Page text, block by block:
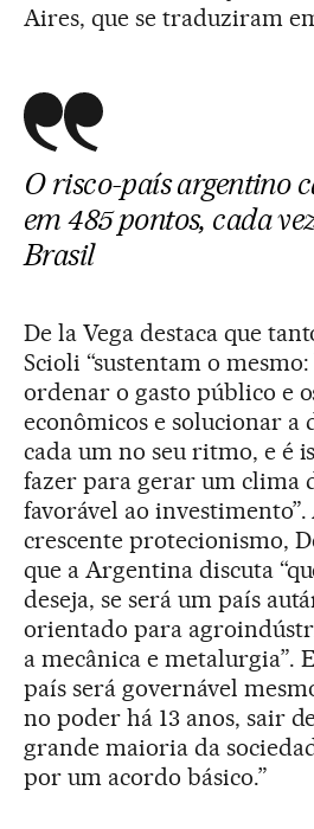
Aires, que se traduziram
O risco-país argentino
em 485 pontos, cada
Brasil
De la Vega destaca que
Scioli “sustentam o
ordenar o gasto público e
econômicos e solucionar a
cada um no seu ritmo, e é
fazer para gerar um clima
favorável ao investimento”.
crescente protecionismo,
que a Argentina discuta
deseja, se será um país
orientado para
a mecânica e metalurgia”.
país será governável
no poder há 13 anos, sair
grande maioria da
por um acordo básico.”